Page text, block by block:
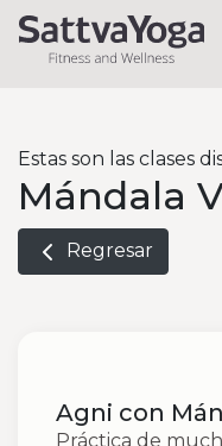
Estas son las clases
Mándala
Regresar
Agni con
Práctica de